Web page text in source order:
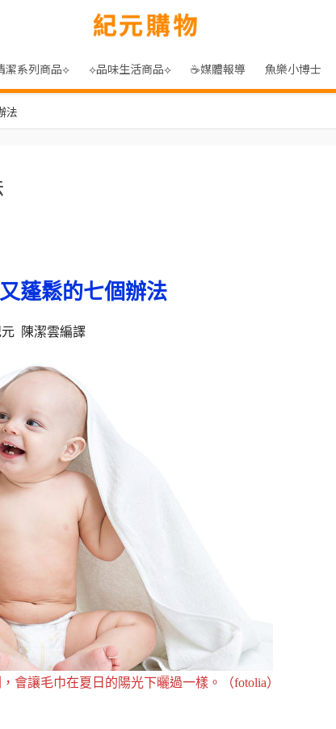
潔系列商品⟡ ⟡品味生活商品⟡ ☕媒體報導 魚樂小博士
法
蓬鬆的七個辦法
元 陳潔雲編譯
會讓毛巾在夏日的陽光下曬過一樣。（fotolia）